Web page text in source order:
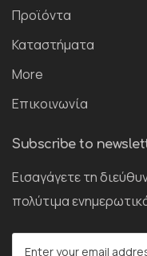
Προϊόντα
Καταστήματα
More
Επικοινωνία
Subscribe to
Εισαγάγετε τη
πολύτιμα